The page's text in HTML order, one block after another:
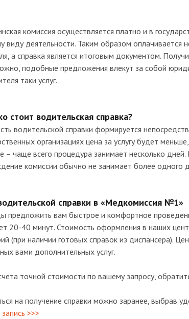
комиссия осуществляется платно и в
виду деятельности. Таким образом оплачивается
а справка является итоговым документом.
подобные предложения влекут за собой
таки услуг.
стоит водительская справка?
водительской справки формируется
организациях цена за услугу будет
– чаще всего процедура занимает несколько
комиссии обычно не занимает более одного
справки в «Медкомиссия №1»
предложить вам быстрое и комфортное
20-40 минут. Стоимость оформления в наших
(при наличии готовых справок из диспансера).
вами дополнительных услуг.
точной стоимости по вашему запросу,
на получение справки можно заранее, выбрав
>>>